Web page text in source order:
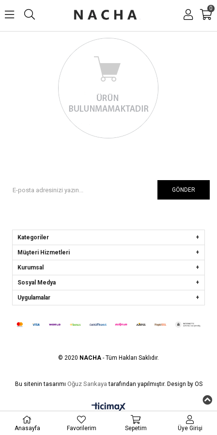
0
GÖNDER
Kategoriler
Müşteri Hizmetleri
Kurumsal
Sosyal Medya
Uygulamalar
© 2020 NACHA - Tüm Hakları Saklıdır.
Bu sitenin tasarımı Oğuz Sarıkaya tarafından yapılmıştır. Design by OS
Anasayfa Favorilerim Sepetim Üye Girişi